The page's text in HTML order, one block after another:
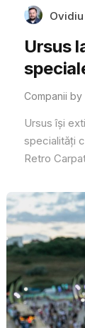
Ursus
Companii by
Ursus își
specialități
Retro